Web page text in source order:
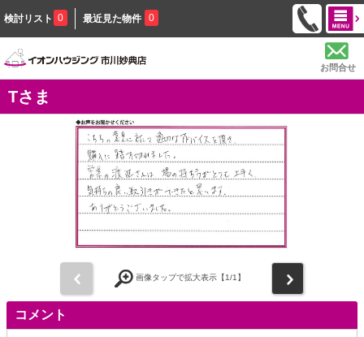
検討リスト 0 最近見た物件 0
お問合せ
Tさま
画像タップで拡大表示【1/1】
コメント